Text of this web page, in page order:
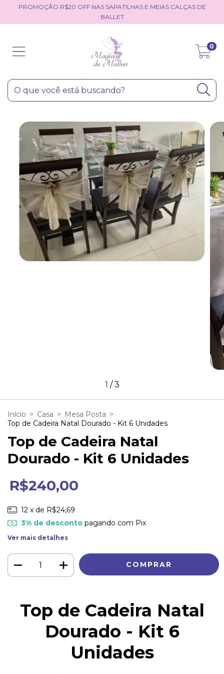
PROMOÇÃO R$20 OFF NAS SAPATILHAS E MEIAS CALÇAS DE
BALLET
0
1 /3
Início > Casa > Mesa Posta >
Top de Cadeira Natal Dourado - Kit 6 Unidades
Top de Cadeira Natal
Dourado - Kit 6 Unidades
R$240,00
12 x de R$24,69
3% de descontopagando com Pix
Ver mais detalhes
Top de Cadeira Natal
Dourado - Kit 6
Unidades